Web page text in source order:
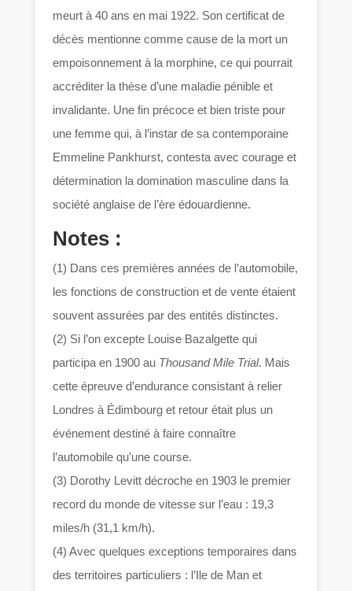
meurt à 40 ans en mai 1922. Son certificat de
décès mentionne comme cause de la mort un
empoisonnement à la morphine, ce qui pourrait
accréditer la thèse d’une maladie pénible et
invalidante. Une fin précoce et bien triste pour
une femme qui, à l’instar de sa contemporaine
Emmeline Pankhurst, contesta avec courage et
détermination la domination masculine dans la
société anglaise de l’ère édouardienne.
Notes :
(1) Dans ces premières années de l’automobile,
les fonctions de construction et de vente étaient
souvent assurées par des entités distinctes.
(2) Si l’on excepte Louise Bazalgette qui
participa en 1900 au Thousand Mile Trial. Mais
cette épreuve d’endurance consistant à relier
Londres à Édimbourg et retour était plus un
événement destiné à faire connaître
l’automobile qu’une course.
(3) Dorothy Levitt décroche en 1903 le premier
record du monde de vitesse sur l’eau : 19,3
miles/h (31,1 km/h).
(4) Avec quelques exceptions temporaires dans
des territoires particuliers : l’Ile de Man et